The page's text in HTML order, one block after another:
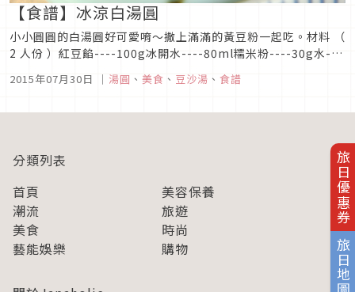
旅日優惠券
旅日地圖
【食譜】冰涼白湯圓
小小圓圓的白湯圓好可愛唷～撒上滿滿的黃豆粉一起吃。材料 （
2 人份 ）紅豆餡----100g冰開水----80ml糯米粉----30g水---
水混合攪拌後放置冷藏冰鎮。2. 邊將水一點一點的倒進糯米粉
2015年07月30日 ｜ 湯圓 、 美食 、 豆沙湯 、 食譜
分類列表
首頁
美容保養
潮流
旅遊
美食
時尚
藝能娛樂
購物